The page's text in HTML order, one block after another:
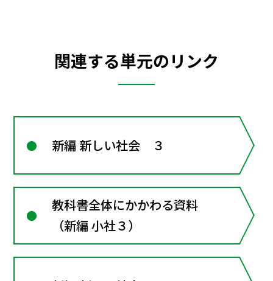
関連する単元のリンク
新編 新しい社会 ３
教科書全体にかかわる資料
（新編 小社３）